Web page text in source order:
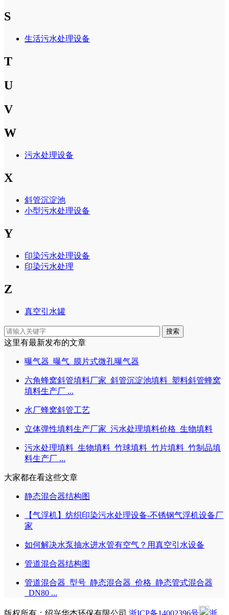
S
生活污水处理设备
T
U
V
W
污水处理设备
X
斜管沉淀池
小型污水处理设备
Y
印染污水处理设备
印染污水处理
Z
真空引水罐
搜索
这里有最新发布的文章
曝气器_曝气_膜片式微孔曝气器
六角蜂窝斜管填料厂家_斜管沉淀池填料_塑料斜管蜂窝
填料生产厂 ...
水厂蜂窝斜管工艺
立体弹性填料生产厂家_污水处理填料价格_生物填料
污水处理填料_生物填料_竹球填料_竹片填料_竹制品填
料生产厂 ...
大家都在看这些文章
静态混合器结构图
【气浮机】纺织印染污水处理设备-不锈钢气浮机设备厂
家
如何解决水泵抽水进水管有空气？用真空引水设备
管道混合器结构图
管道混合器_型号_静态混合器_价格_静态管式混合器
_DN80 ...
版权所有：绍兴华杰环保有限公司 浙ICP备14002396号 浙